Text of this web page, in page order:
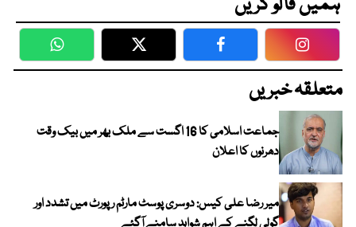
WhatsApp Twitter Facebook
متعلقہ خبریں
جماعت اسلامی کا 16 اگست سے ملک بھر میں بیک وقت
دھرنوں کا اعلان
میر رضا علی کیس: دوسری پوسٹ مارٹم رپورٹ میں تشدد اور